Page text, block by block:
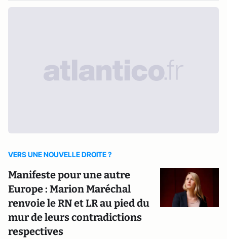
VERS UNE NOUVELLE DROITE ?
Manifeste pour une autre
Europe : Marion Maréchal
renvoie le RN et LR au pied du
mur de leurs contradictions
respectives